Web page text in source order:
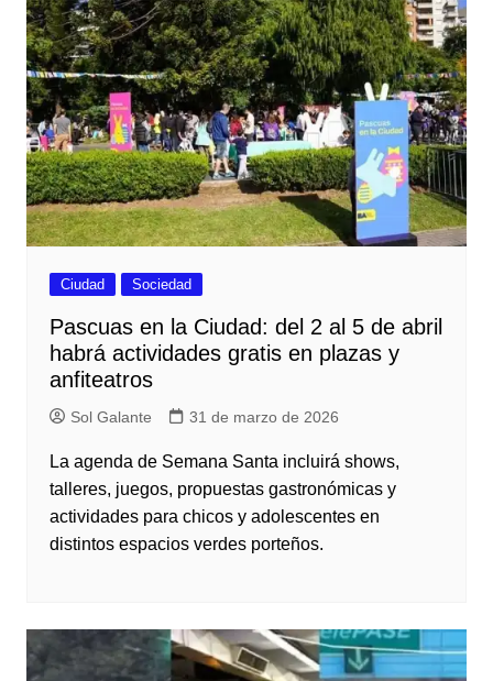
Ciudad Sociedad
Pascuas en la Ciudad: del 2 al 5 de abril
habrá actividades gratis en plazas y
anfiteatros
Sol Galante 31 de marzo de 2026
La agenda de Semana Santa incluirá shows,
talleres, juegos, propuestas gastronómicas y
actividades para chicos y adolescentes en
distintos espacios verdes porteños.